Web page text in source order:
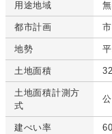
用途地域
都市計画
地勢
土地面積
土地面積計測方
式
建ぺい率